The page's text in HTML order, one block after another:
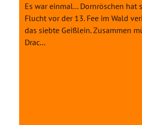
Es war einmal... Dornröschen hat
Flucht vor der 13. Fee im Wald
das siebte Geißlein. Zusammen
Drac...